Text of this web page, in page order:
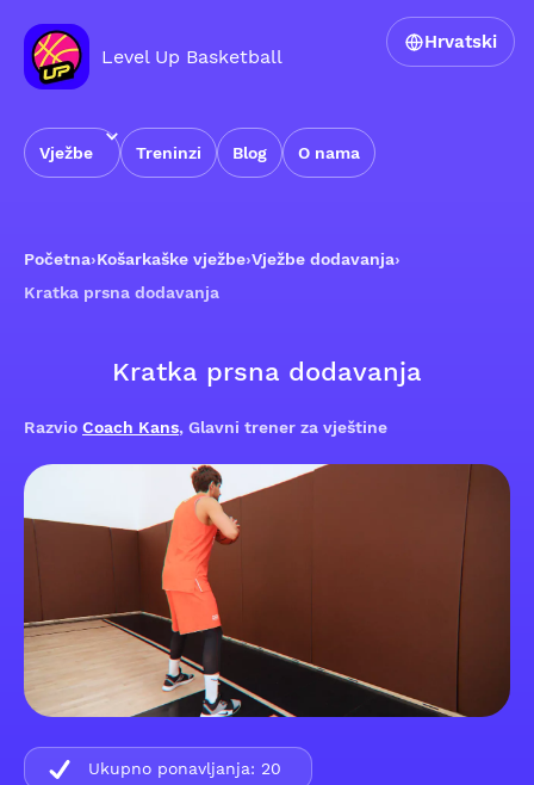
Level Up Basketball
Vježbe Treninzi Blog O nama
Hrvatski
Početna›Košarkaške vježbe›Vježbe dodavanja›
Kratka prsna dodavanja
Kratka prsna dodavanja
Razvio Coach Kans, Glavni trener za vještine
Ukupno ponavljanja: 20